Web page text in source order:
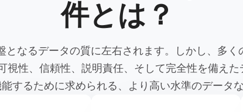
件とは？
なるデータの質に左右されます。しかし、多
性、信頼性、説明責任、そして完全性を備え
するために求められる、より高い水準のデータな